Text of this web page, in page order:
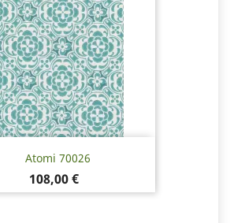
Atomi 70026
Hinta
108,00 €